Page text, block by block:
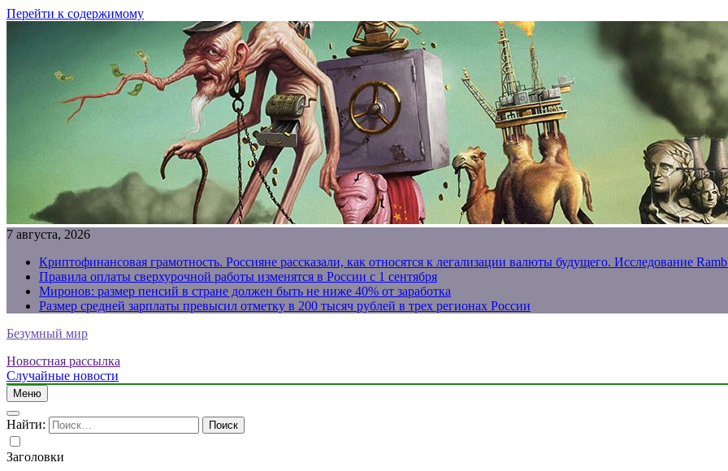
Перейти к содержимому
7 августа, 2026
Криптофинансовая грамотность. Россияне рассказали, как относятся к легализации валюты будущего. Исследование
Правила оплаты сверхурочной работы изменятся в России с 1 сентября
Миронов: размер пенсий в стране должен быть не ниже 40% от заработка
Размер средней зарплаты превысил отметку в 200 тысяч рублей в трех регионах России
Безумный мир
Новостная рассылка
Случайные новости
Меню
Найти:
Заголовки